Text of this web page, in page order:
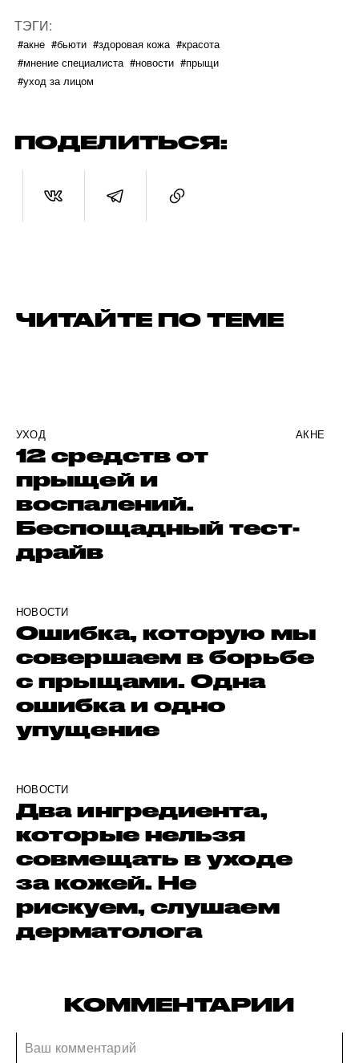
ТЭГИ:
#акне #бьюти #здоровая кожа #красота
#мнение специалиста #новости #прыщи
#уход за лицом
ПОДЕЛИТЬСЯ:
ЧИТАЙТЕ ПО ТЕМЕ
УХОД АКНЕ
12 средств от
прыщей и
воспалений.
Беспощадный тест-
драйв
НОВОСТИ
Ошибка, которую мы
совершаем в борьбе
с прыщами. Одна
ошибка и одно
упущение
НОВОСТИ
Два ингредиента,
которые нельзя
совмещать в уходе
за кожей. Не
рискуем, слушаем
дерматолога
КОММЕНТАРИИ